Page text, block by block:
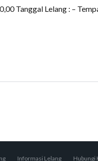
Tanggal Lelang : –
Informasi Lelang Hubungi